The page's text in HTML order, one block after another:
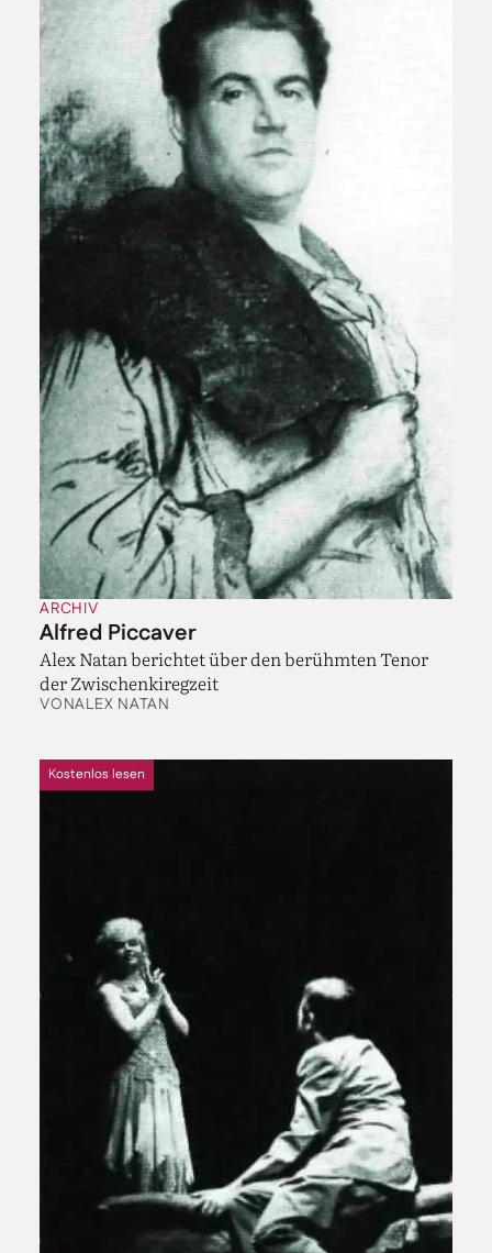
ARCHIV
Alfred Piccaver
Alex Natan berichtet über den berühmten Tenor
der Zwischenkiregzeit
VONALEX NATAN
Kostenlos lesen